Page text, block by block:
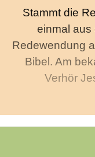
Stammt die
einmal aus
Redewendung
Bibel. Am
Verhör